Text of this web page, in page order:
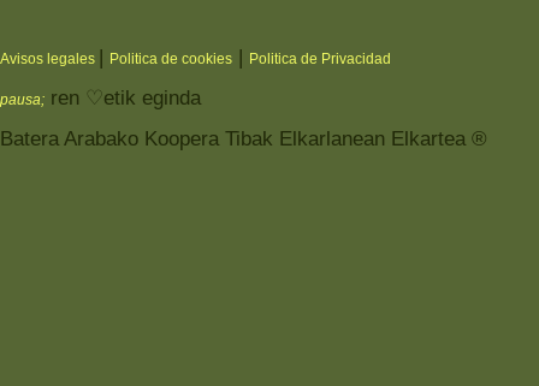
Avisos legales Politica de cookies Politica de Privacidad
pausa; ren ♡etik eginda
Batera Arabako Koopera Tibak Elkarlanean Elkartea ®